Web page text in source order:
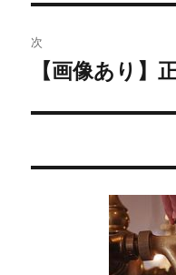
ビ
ゲ
ー
の
投
稿:
次
投
【画像あり】